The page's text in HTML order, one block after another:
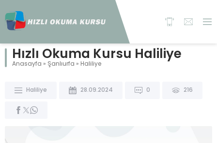
Hızlı Okuma Kursu Haliliye
Anasayfa » Şanlıurfa » Haliliye
Haliliye 28.09.2024 0 216